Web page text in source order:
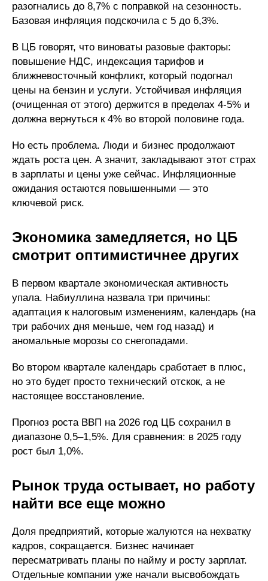
разогнались до 8,7% с поправкой на сезонность.
Базовая инфляция подскочила с 5 до 6,3%.
В ЦБ говорят, что виноваты разовые факторы:
повышение НДС, индексация тарифов и
ближневосточный конфликт, который подогнал
цены на бензин и услуги. Устойчивая инфляция
(очищенная от этого) держится в пределах 4-5% и
должна вернуться к 4% во второй половине года.
Но есть проблема. Люди и бизнес продолжают
ждать роста цен. А значит, закладывают этот страх
в зарплаты и цены уже сейчас. Инфляционные
ожидания остаются повышенными — это
ключевой риск.
Экономика замедляется, но ЦБ
смотрит оптимистичнее других
В первом квартале экономическая активность
упала. Набиуллина назвала три причины:
адаптация к налоговым изменениям, календарь (на
три рабочих дня меньше, чем год назад) и
аномальные морозы со снегопадами.
Во втором квартале календарь сработает в плюс,
но это будет просто технический отскок, а не
настоящее восстановление.
Прогноз роста ВВП на 2026 год ЦБ сохранил в
диапазоне 0,5–1,5%. Для сравнения: в 2025 году
рост был 1,0%.
Рынок труда остывает, но работу
найти все еще можно
Доля предприятий, которые жалуются на нехватку
кадров, сокращается. Бизнес начинает
пересматривать планы по найму и росту зарплат.
Отдельные компании уже начали высвобождать